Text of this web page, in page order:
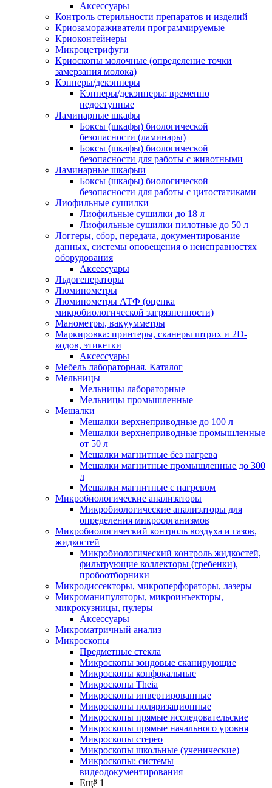
Аксессуары
Контроль стерильности препаратов и изделий
Криозамораживатели программируемые
Криоконтейнеры
Микроцетрифуги
Криоскопы молочные (определение точки
замерзания молока)
Кэпперы/декэпперы
Кэпперы/декэпперы: временно
недоступные
Ламинарные шкафы
Боксы (шкафы) биологической
безопасности (ламинары)
Боксы (шкафы) биологической
безопасности для работы с животными
Ламинарные шкафыи
Боксы (шкафы) биологической
безопасности для работы с цитостатиками
Лиофильные сушилки
Лиофильные сушилки до 18 л
Лиофильные сушилки пилотные до 50 л
Логгеры, сбор, передача, документирование
данных, системы оповещения о неисправностях
оборудования
Аксессуары
Льдогенераторы
Люминометры
Люминометры АТФ (оценка
микробиологической загрязненности)
Манометры, вакуумметры
Маркировка: принтеры, сканеры штрих и 2D-
кодов, этикетки
Аксессуары
Мебель лабораторная. Каталог
Мельницы
Мельницы лабораторные
Мельницы промышленные
Мешалки
Мешалки верхнеприводные до 100 л
Мешалки верхнеприводные промышленные
от 50 л
Мешалки магнитные без нагрева
Мешалки магнитные промышленные до 300
л
Мешалки магнитные с нагревом
Микробиологические анализаторы
Микробиологические анализаторы для
определения микроорганизмов
Микробиологический контроль воздуха и газов,
жидкостей
Микробиологический контроль жидкостей,
фильтрующие коллекторы (гребенки),
пробоотборники
Микродиссекторы, микроперфораторы, лазеры
Микроманипуляторы, микроинъекторы,
микрокузницы, пулеры
Аксессуары
Микроматричный анализ
Микроскопы
Предметные стекла
Микроскопы зондовые сканирующие
Микроскопы конфокальные
Микроскопы Theia
Микроскопы инвертированные
Микроскопы поляризационные
Микроскопы прямые исследовательские
Микроскопы прямые начального уровня
Микроскопы стерео
Микроскопы школьные (ученические)
Микроскопы: системы
видеодокументирования
Ещё 1